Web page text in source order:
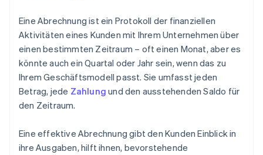
Eine Abrechnung ist ein Protokoll der finanziellen
Aktivitäten eines Kunden mit Ihrem Unternehmen über
einen bestimmten Zeitraum – oft einen Monat, aber es
könnte auch ein Quartal oder Jahr sein, wenn das zu
Ihrem Geschäftsmodell passt. Sie umfasst jeden
Betrag, jede Zahlung und den ausstehenden Saldo für
den Zeitraum.
Eine effektive Abrechnung gibt den Kunden Einblick in
ihre Ausgaben, hilft ihnen, bevorstehende